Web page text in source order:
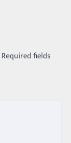
Required fields